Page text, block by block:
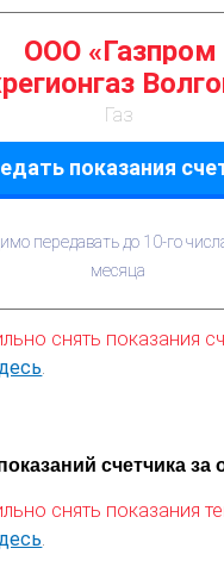
ООО «Газпром
Газ
показания
передавать до 10-го
месяца
снять показания
счетчика за
снять показания